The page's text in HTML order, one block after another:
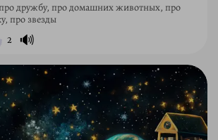
про дружбу, про домашних животных, про
про звезды
2 🔊